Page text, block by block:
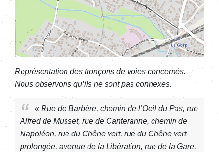
Représentation des tronçons de voies concernés.
Nous observons qu’ils ne sont pas connexes.
« Rue de Barbère, chemin de l’Oeil du Pas, rue
Alfred de Musset, rue de Canteranne, chemin de
Napoléon, rue du Chêne vert, rue du Chêne vert
prolongée, avenue de la Libération, rue de la Gare,